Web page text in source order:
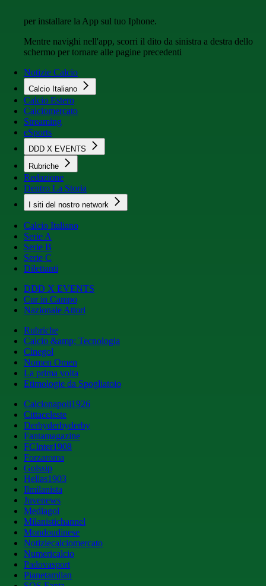
per installare la App sul tuo Iphone.
Mentre navighi nell'app, scorri il dito da sinistra a destra dello
schermo per tornare alle pagine precedenti
Notizie Calcio
Calcio Italiano
Calcio Estero
Calciomercato
Streaming
eSports
DDD X EVENTS
Rubriche
Redazione
Dentro La Storia
I siti del nostro network
Calcio Italiano
Serie A
Serie B
Serie C
Dilettanti
DDD X EVENTS
Cur in Campo
Nazionale Attori
Rubriche
Calcio &amp; Tecnologia
Cinegol
Nomen Omen
La prima volta
Etimologie da Spogliatoio
Calcionapoli1926
Cittaceleste
Derbyderbyderby
Fantamagazine
FCInter1908
Forzaroma
Golssip
Hellas1903
Ilmilanista
Juvenews
Mediagol
Milanistichannel
Mondoudinese
Notiziecalciomercato
Numericalcio
Padovasport
Pianetamilan